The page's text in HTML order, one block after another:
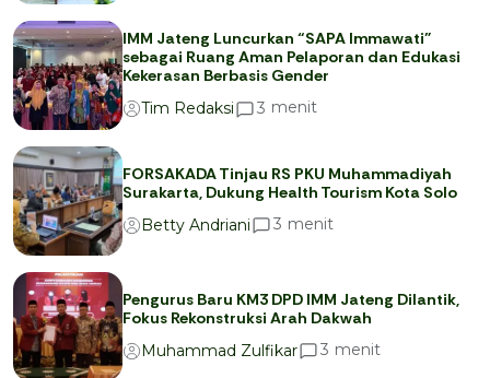
IMM Jateng Luncurkan “SAPA Immawati”
sebagai Ruang Aman Pelaporan dan Edukasi
Kekerasan Berbasis Gender
Tim Redaksi
3 menit
FORSAKADA Tinjau RS PKU Muhammadiyah
Surakarta, Dukung Health Tourism Kota Solo
Betty Andriani
3 menit
Pengurus Baru KM3 DPD IMM Jateng Dilantik,
Fokus Rekonstruksi Arah Dakwah
Muhammad Zulfikar
3 menit